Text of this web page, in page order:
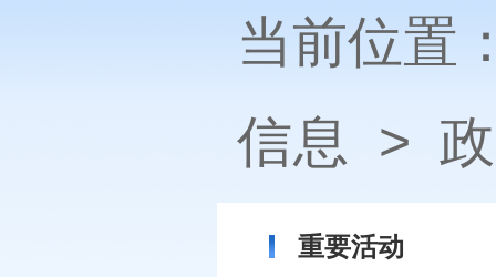
当前位置
信息 >
重要活动